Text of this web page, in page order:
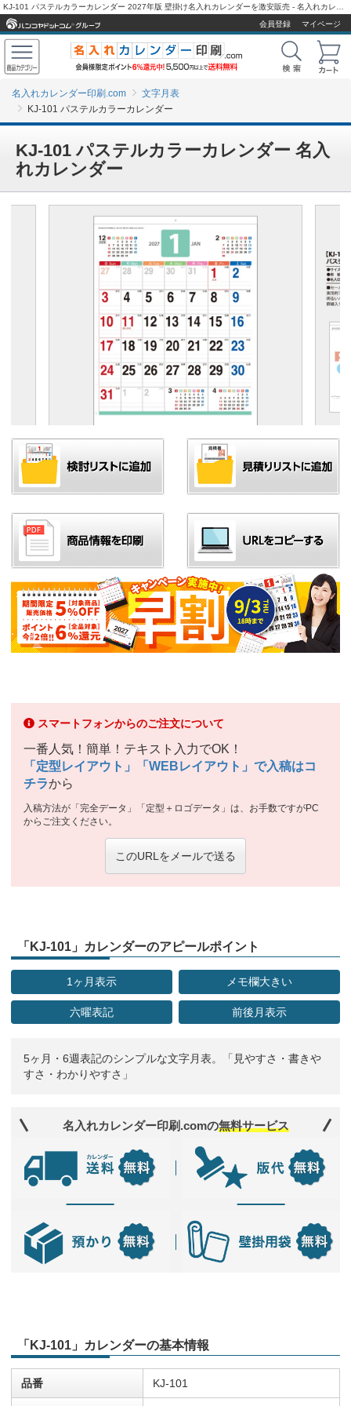
会員登録
マイページ
名入れカレンダー印刷.com
文字月表
KJ-101 パステルカラーカレンダー
KJ-101 パステルカラーカレンダー 名入
れカレンダー
スマートフォンからのご注文について
一番人気！簡単！テキスト入力でOK！
「定型レイアウト」「WEBレイアウト」で入稿はコ
チラから
入稿方法が「完全データ」「定型＋ロゴデータ」は、お手数ですがPC
からご注文ください。
このURLをメールで送る
「KJ-101」カレンダーのアピールポイント
1ヶ月表示 メモ欄大きい
六曜表記 前後月表示
5ヶ月・6週表記のシンプルな文字月表。「見やすさ・書きや
すさ・わかりやすさ」
名入れカレンダー印刷.comの無料サービス
「KJ-101」カレンダーの基本情報
品番 KJ-101